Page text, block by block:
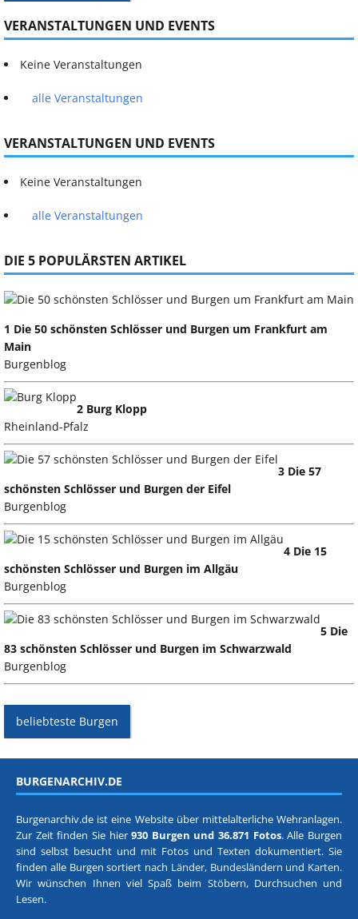
VERANSTALTUNGEN UND EVENTS
Keine Veranstaltungen
alle Veranstaltungen
VERANSTALTUNGEN UND EVENTS
Keine Veranstaltungen
alle Veranstaltungen
DIE 5 POPULÄRSTEN ARTIKEL
1 Die 50 schönsten Schlösser und Burgen um Frankfurt am
Main
Burgenblog
2 Burg Klopp
Rheinland-Pfalz
3 Die 57
schönsten Schlösser und Burgen der Eifel
Burgenblog
4 Die 15
schönsten Schlösser und Burgen im Allgäu
Burgenblog
5 Die
83 schönsten Schlösser und Burgen im Schwarzwald
Burgenblog
beliebteste Burgen
BURGENARCHIV.DE
Burgenarchiv.de ist eine Website über mittelalterliche Wehranlagen.
Zur Zeit finden Sie hier930 Burgen und 36.871 Fotos. Alle Burgen
sind selbst besucht und mit Fotos und Texten dokumentiert. Sie
finden alle Burgen sortiert nach Länder, Bundesländern und Karten.
Wir wünschen Ihnen viel Spaß beim Stöbern, Durchsuchen und
Lesen.